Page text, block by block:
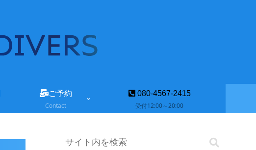
ご予約
Contact
080-4567-2415
受付12:00～20:00